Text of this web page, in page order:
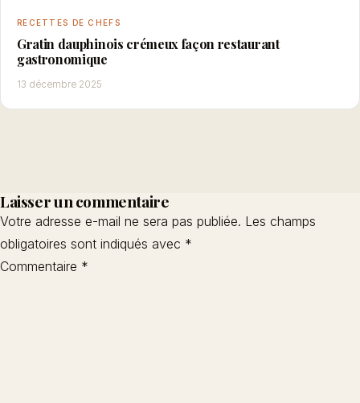
RECETTES DE CHEFS
Gratin dauphinois crémeux façon restaurant
gastronomique
13 décembre 2025
Laisser un commentaire
Votre adresse e-mail ne sera pas publiée. Les champs
obligatoires sont indiqués avec *
Commentaire *